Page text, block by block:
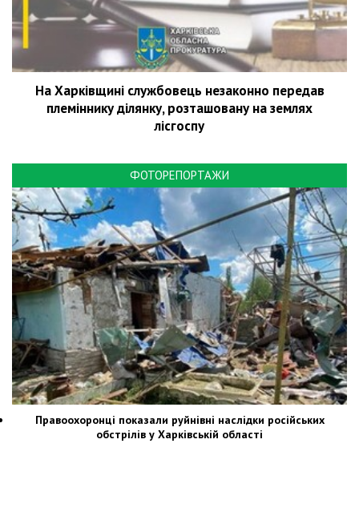
На Харківщині службовець незаконно передав
племіннику ділянку, розташовану на землях
лісгоспу
ФОТОРЕПОРТАЖИ
Правоохоронці показали руйнівні наслідки російських
обстрілів у Харківській області